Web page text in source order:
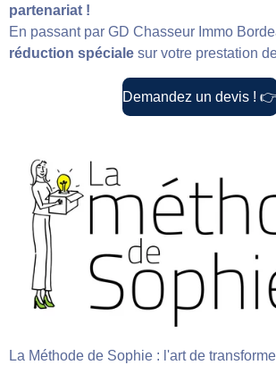
partenariat !
En passant par GD Chasseur Immo
réduction spéciale sur votre prestation
Demandez un devis ! 👉
La Méthode de Sophie : l'art de